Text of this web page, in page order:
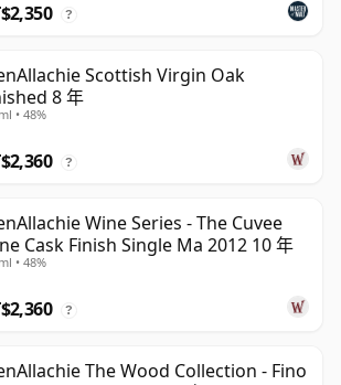
?
Scottish Virgin Oak
8 年
• 48%
?
Wine Series - The Cuvee
Cask Finish Single Ma 2012 10 年
• 48%
?
The Wood Collection - Fino